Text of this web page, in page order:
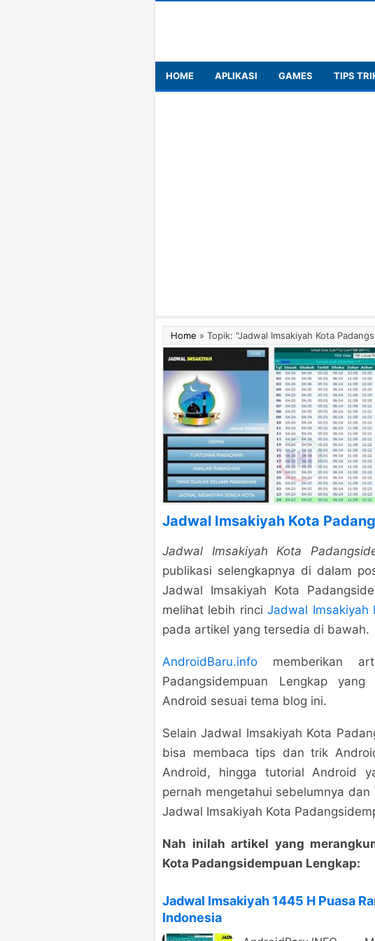
HOME APLIKASI GAMES TIPS
Home » Topik: "Jadwal Imsakiyah Kota
Jadwal Imsakiyah Kota
Jadwal Imsakiyah Kota
publikasi selengkapnya di dalam
Jadwal Imsakiyah Kota
melihat lebih rinciJadwal Imsakiyah
pada artikel yang tersedia di bawah.
AndroidBaru.info memberikan
Padangsidempuan Lengkap
Android sesuai tema blog ini.
Selain Jadwal Imsakiyah Kota
bisa membaca tips dan trik
Android, hingga tutorial Android
pernah mengetahui sebelumnya
Jadwal Imsakiyah Kota
Nah inilah artikel yang
Kota Padangsidempuan Lengkap:
Jadwal Imsakiyah 1445 H Puasa
Indonesia